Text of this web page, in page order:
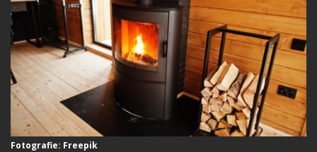
Fotografie: Freepik